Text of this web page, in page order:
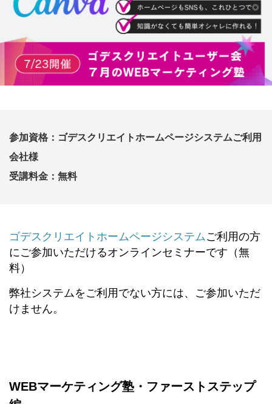
参加資格：ゴデスクリエイトホームページシステムご利用
会社様
受講料金：無料
ゴデスクリエイトホームページシステム ご利用の方
にご参加いただけるオンラインセミナーです（無
料）
弊社システムをご利用でない方には、ご参加いただ
けません。
WEBマーケティング塾・ファーストステップ